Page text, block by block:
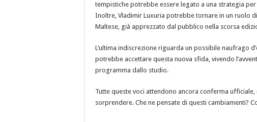
tempistiche potrebbe essere legato a una strategia
Inoltre, Vladimir Luxuria potrebbe tornare in un ruolo
Maltese, già apprezzato dal pubblico nella scorsa
L’ultima indiscrezione riguarda un possibile naufrago
potrebbe accettare questa nuova sfida, vivendo
programma dallo studio.
Tutte queste voci attendono ancora conferma ufficiale,
sorprendere. Che ne pensate di questi cambiamenti?